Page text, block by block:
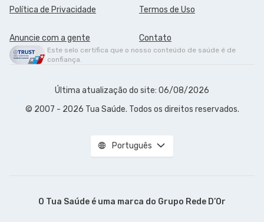
Política de Privacidade Termos de Uso
Anuncie com a gente Contato
Este selo certifica que o nosso conteúdo de saúde é de
confiança.
Última atualização do site: 06/08/2026
© 2007 - 2026 Tua Saúde. Todos os direitos reservados.
Português
O Tua Saúde é uma marca do Grupo Rede D’Or